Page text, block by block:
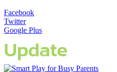
Facebook
Twitter
Google Plus
Update